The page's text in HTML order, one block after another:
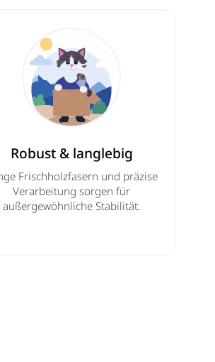
Robust & langlebig
Frischholzfasern und präzise
Verarbeitung sorgen für
außergewöhnliche Stabilität.